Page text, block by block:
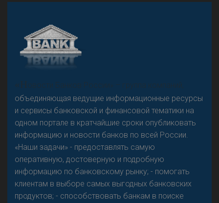
Резкого разворота на рынке автокредитов не
предвидится - «Интервью»
«Н
овости Банков России» – группа компаний,
объединяющая ведущие информационные ресурсы
и сервисы банковской и финансовой тематики на
одном портале в кратчайшие сроки опубликовать
информацию и новости банков по всей России.
«Наши задачи» - предоставлять самую
оперативную, достоверную и подробную
информацию по банковскому рынку; - помогать
клиентам в выборе самых выгодных банковских
продуктов; - способствовать банкам в поиске